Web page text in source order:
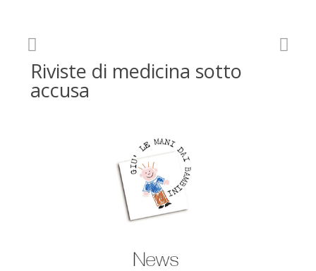
Riviste di medicina sotto
accusa